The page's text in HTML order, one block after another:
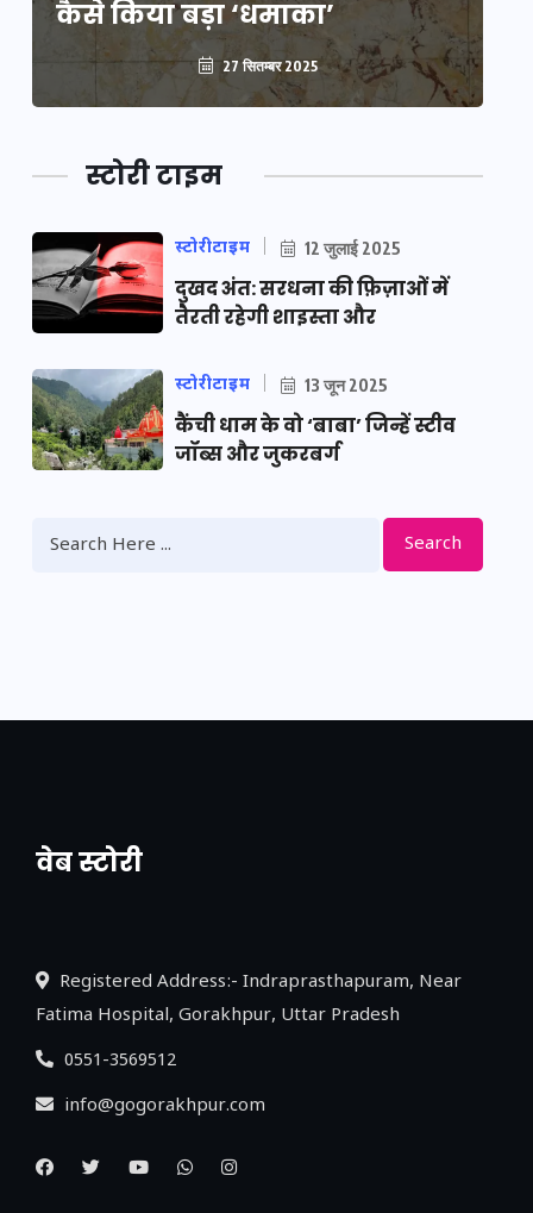
कैसे किया बड़ा ‘धमाका’
27 सितम्बर 2025
स्टोरी टाइम
स्टोरीटाइम 12 जुलाई 2025
दुखद अंत: सरधना की फ़िज़ाओं में
तैरती रहेगी शाइस्ता और
स्टोरीटाइम 13 जून 2025
कैंची धाम के वो ‘बाबा’ जिन्हें स्टीव
जॉब्स और जुकरबर्ग
Search
वेब स्टोरी
नया एक्सप्रेसवे: पूर्वांचल का लक, डेवलपमेंट का
Registered Address:- Indraprasthapuram, Near
Fatima Hospital, Gorakhpur, Uttar Pradesh
0551-3569512
info@gogorakhpur.com